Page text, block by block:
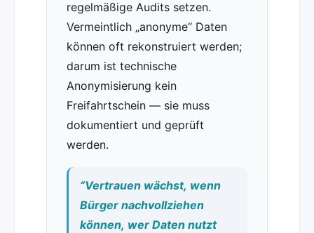
regelmäßige Audits setzen.
Vermeintlich „anonyme“ Daten
können oft rekonstruiert werden;
darum ist technische
Anonymisierung kein
Freifahrtschein — sie muss
dokumentiert und geprüft
werden.
“Vertrauen wächst, wenn
Bürger nachvollziehen
können, wer Daten nutzt